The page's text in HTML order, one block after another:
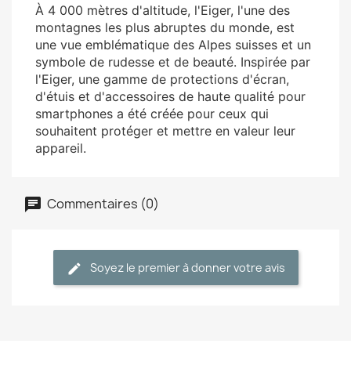
À 4 000 mètres d'altitude, l'Eiger, l'une des
montagnes les plus abruptes du monde, est
une vue emblématique des Alpes suisses et un
symbole de rudesse et de beauté. Inspirée par
l'Eiger, une gamme de protections d'écran,
d'étuis et d'accessoires de haute qualité pour
smartphones a été créée pour ceux qui
souhaitent protéger et mettre en valeur leur
appareil.
Commentaires (0)
Soyez le premier à donner votre avis